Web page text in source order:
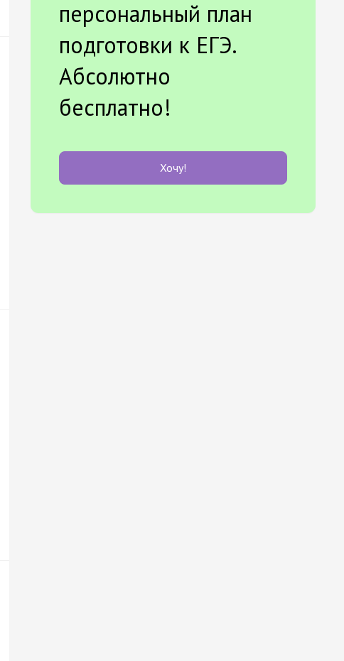
персональный план
подготовки к ЕГЭ.
Абсолютно
бесплатно!
Хочу!